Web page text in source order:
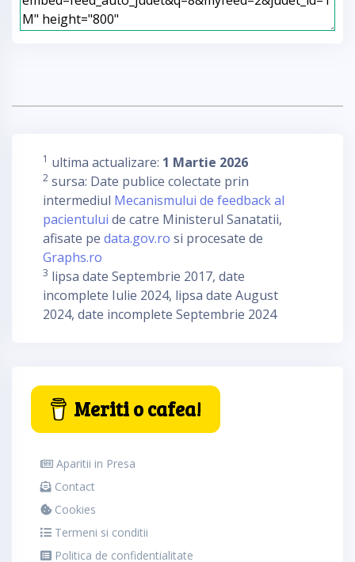
1 ultima actualizare: 1 Martie 2026
2 sursa: Date publice colectate prin
intermediul Mecanismului de feedback al
pacientului de catre Ministerul Sanatatii,
afisate pe data.gov.ro si procesate de
Graphs.ro
3 lipsa date Septembrie 2017, date
incomplete Iulie 2024, lipsa date August
2024, date incomplete Septembrie 2024
Meriti o cafea!
Aparitii in Presa
Contact
Cookies
Termeni si conditii
Politica de confidentialitate